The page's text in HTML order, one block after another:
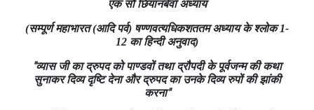
एक सौ छियानबेवाँअध्याय
(सम्पूर्ण महाभारत (आदि पर्व) षण्‍णवत्‍यधिकशततम अध्‍याय के श्लोक 1-
12 का हिन्दी अनुवाद)
"व्‍यास जी का द्रुपद को पाण्‍डवों तथा द्रौपदी के पूर्वजन्‍म की कथा
सुनाकर दिव्‍य दृष्टि देना और द्रुपद का उनके दिव्‍य रुपों की झांकी
करना"